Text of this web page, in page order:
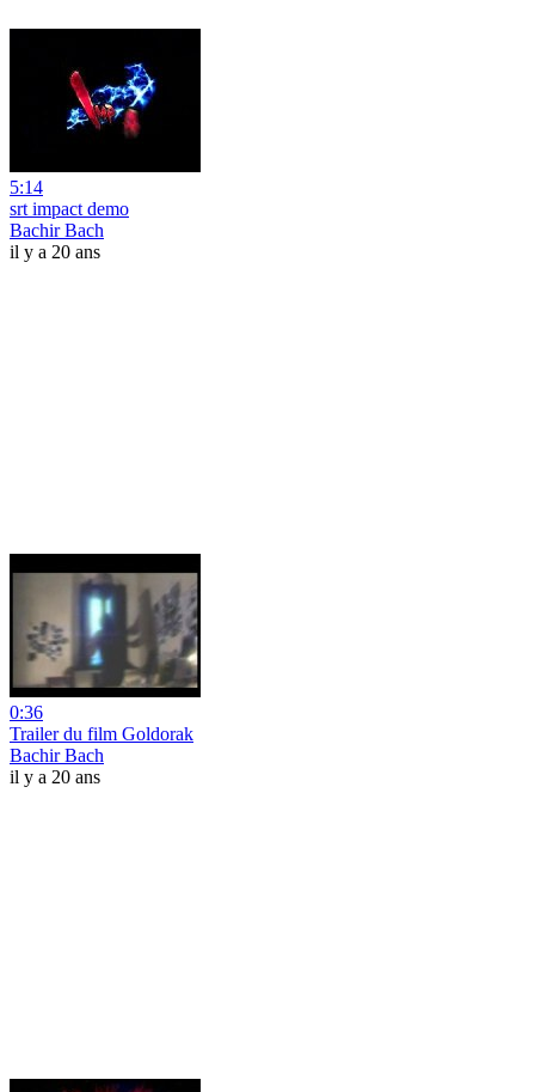
5:14
srt impact demo
Bachir Bach
il y a 20 ans
0:36
Trailer du film Goldorak
Bachir Bach
il y a 20 ans